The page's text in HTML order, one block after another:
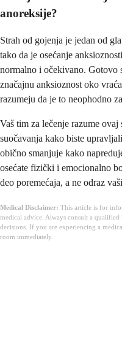
anoreksije?
Strah od gojenja je jedan od
tako da je osećanje
normalno i očekivano. Gotovo
značajnu anksioznost oko
razumeju da je to neophodno
Vaš tim za lečenje razume
suočavanja kako biste
obično smanjuje kako
osećate fizički i emocionalno
deo poremećaja, a ne odraz
Medical Disclaimer: This article is for
medical advice. Always consult a
decisions. If you are experiencing a
room immediately.